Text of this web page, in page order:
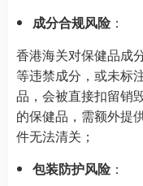
成分合规风险：
香港海关对保健品成
等违禁成分，或未标
品，会被直接扣留销
的保健品，需额外提
件无法清关；
包装防护风险：